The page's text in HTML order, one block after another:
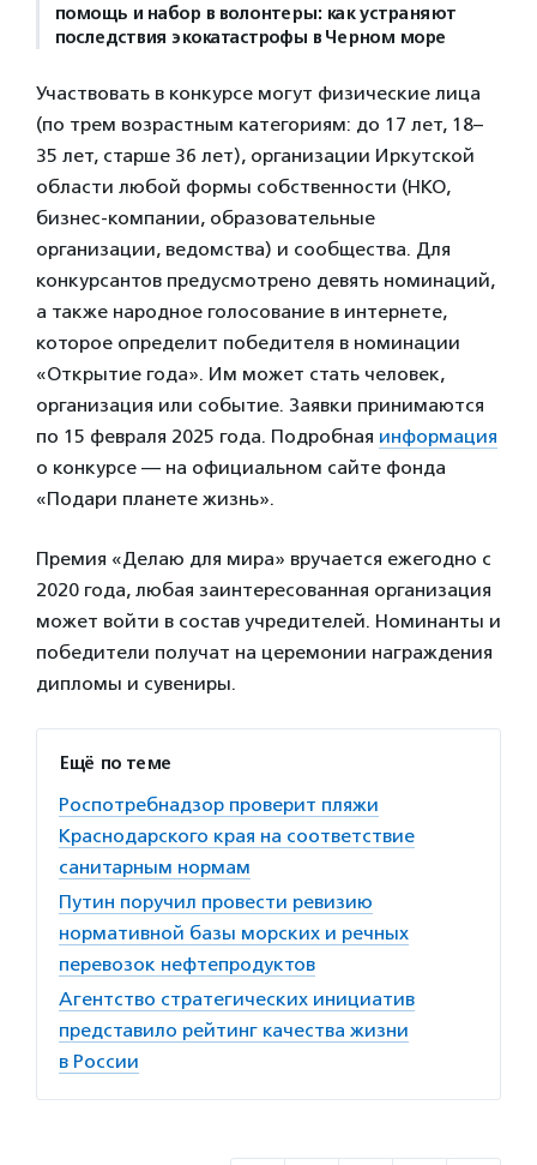
помощь и набор в волонтеры: как устраняют
последствия экокатастрофы в Черном море
Участвовать в конкурсе могут физические лица
(по трем возрастным категориям: до 17 лет, 18–
35 лет, старше 36 лет), организации Иркутской
области любой формы собственности (НКО,
бизнес-компании, образовательные
организации, ведомства) и сообщества. Для
конкурсантов предусмотрено девять номинаций,
а также народное голосование в интернете,
которое определит победителя в номинации
«Открытие года». Им может стать человек,
организация или событие. Заявки принимаются
по 15 февраля 2025 года. Подробная информация
о конкурсе — на официальном сайте фонда
«Подари планете жизнь».
Премия «Делаю для мира» вручается ежегодно с
2020 года, любая заинтересованная организация
может войти в состав учредителей. Номинанты и
победители получат на церемонии награждения
дипломы и сувениры.
Ещё по теме
Роспотребнадзор проверит пляжи
Краснодарского края на соответствие
санитарным нормам
Путин поручил провести ревизию
нормативной базы морских и речных
перевозок нефтепродуктов
Агентство стратегических инициатив
представило рейтинг качества жизни
в России